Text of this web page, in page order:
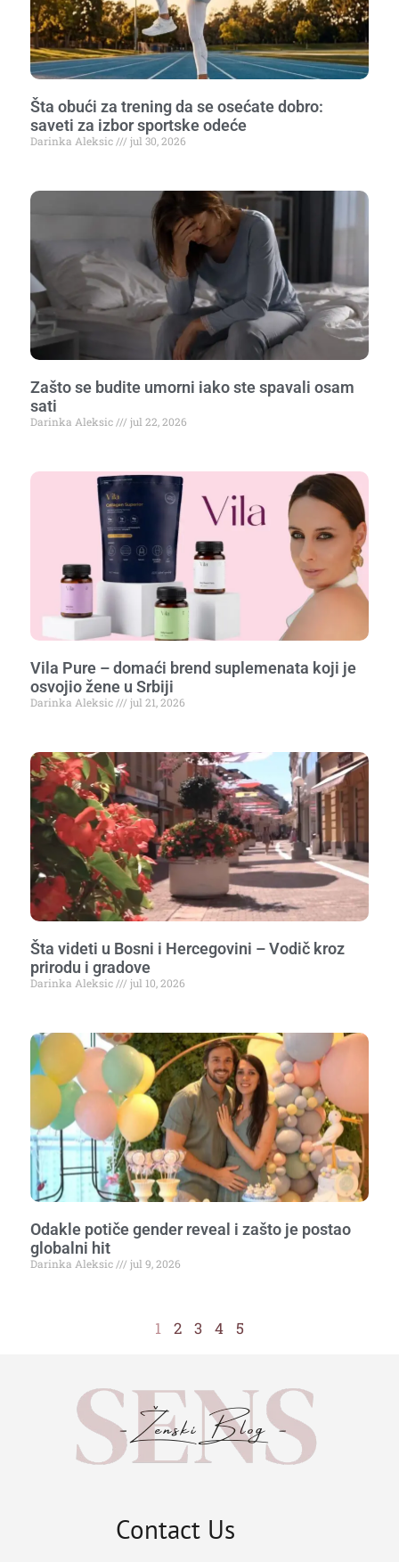
Šta obući za trening da se osećate dobro:
saveti za izbor sportske odeće
Darinka Aleksic jul 30, 2026
Zašto se budite umorni iako ste spavali osam
sati
Darinka Aleksic jul 22, 2026
Vila Pure – domaći brend suplemenata koji je
osvojio žene u Srbiji
Darinka Aleksic jul 21, 2026
Šta videti u Bosni i Hercegovini – Vodič kroz
prirodu i gradove
Darinka Aleksic jul 10, 2026
Odakle potiče gender reveal i zašto je postao
globalni hit
Darinka Aleksic jul 9, 2026
1 2 3 4 5
Contact Us